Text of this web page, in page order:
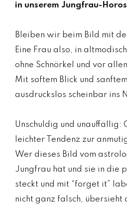
in unserem Jungfrau-
Bleiben wir beim Bild mit
Eine Frau also, in
ohne Schnörkel und vor
Mit softem Blick und
ausdruckslos scheinbar ins
Unschuldig und unauffällig:
leichter Tendenz zur
Wer dieses Bild vom
Jungfrau hat und sie in die
steckt und mit “forget it”
nicht ganz falsch, übersieht